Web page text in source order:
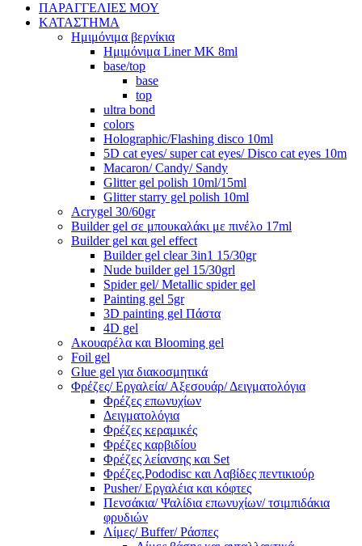
ΠΑΡΑΓΓΕΛΙΕΣ ΜΟΥ
ΚΑΤΑΣΤΗΜΑ
Ημιμόνιμα βερνίκια
Ημιμόνιμα Liner ΜΚ 8ml
base/top
base
top
ultra bond
colors
Holographic/Flashing disco 10ml
5D cat eyes/ super cat eyes/ Disco cat eyes 10m
Macaron/ Candy/ Sandy
Glitter gel polish 10ml/15ml
Glitter starry gel polish 10ml
Acrygel 30/60gr
Builder gel σε μπουκαλάκι με πινέλο 17ml
Builder gel και gel effect
Builder gel clear 3in1 15/30gr
Nude builder gel 15/30grl
Spider gel/ Metallic spider gel
Painting gel 5gr
3D painting gel Πάστα
4D gel
Ακουαρέλα και Blooming gel
Foil gel
Glue gel για διακοσμητικά
Φρέζες/ Εργαλεία/ Αξεσουάρ/ Δειγματολόγια
Φρέζες επωνυχίων
Δειγματολόγια
Φρέζες κεραμικές
Φρέζες καρβιδίου
Φρέζες λείανσης και Set
Φρέζες,Pododisc και Λαβίδες πεντικιούρ
Pusher/ Εργαλέια και κόφτες
Πενσάκια/ Ψαλίδια επωνυχίων/ τσιμπιδάκια
φρυδιών
Λίμες/ Buffer/ Ράσπες